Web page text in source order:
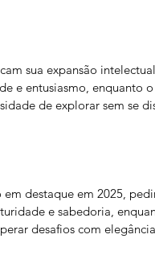
sua expansão
e entusiasmo, enquanto
de explorar sem se
em destaque em 2025,
e sabedoria,
desafios com